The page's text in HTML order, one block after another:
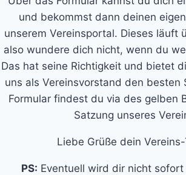
und bekommst dann deinen
unserem Vereinsportal. Dieses läuft
also wundere dich nicht, wenn du
Das hat seine Richtigkeit und bietet
uns als Vereinsvorstand den besten
Formular findest du via des gelben
Satzung unseres
Liebe Grüße dein
PS: Eventuell wird dir nicht sofort